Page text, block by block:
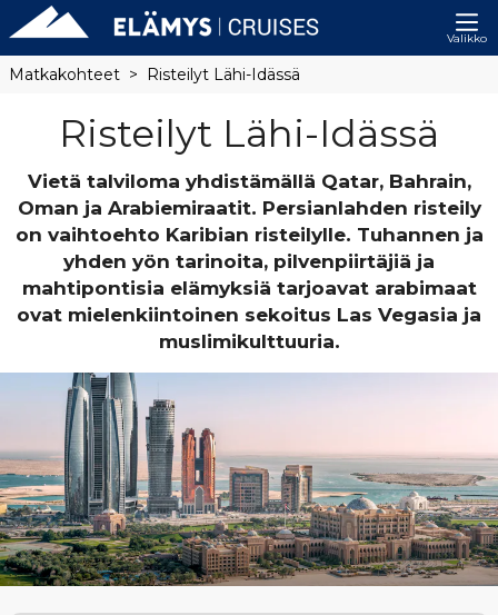
Valikko
Matkakohteet Risteilyt Lähi-Idässä
Risteilyt Lähi-Idässä
Vietä talviloma yhdistämällä Qatar, Bahrain,
Oman ja Arabiemiraatit. Persianlahden risteily
on vaihtoehto Karibian risteilylle. Tuhannen ja
yhden yön tarinoita, pilvenpiirtäjiä ja
mahtipontisia elämyksiä tarjoavat arabimaat
ovat mielenkiintoinen sekoitus Las Vegasia ja
muslimikulttuuria.